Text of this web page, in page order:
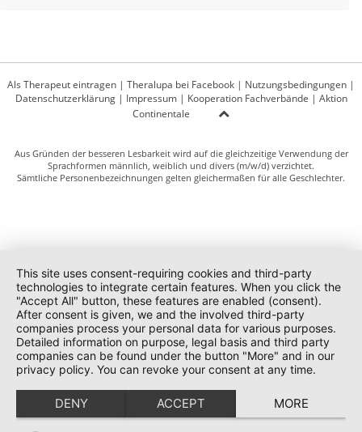
Als Therapeut eintragen | Theralupa bei Facebook | Nutzungsbedingungen |
Datenschutzerklärung| Impressum| Kooperation Fachverbände | Aktion
Continentale
Aus Gründen der besseren Lesbarkeit wird auf die gleichzeitige Verwendung der
Sprachformen männlich, weiblich und divers (m/w/d) verzichtet.
Sämtliche Personenbezeichnungen gelten gleichermaßen für alle Geschlechter.
This site uses consent-requiring cookies and third-party
technologies to integrate certain features. When you click the
"Accept All" button, these features are enabled (consent).
After consent is given, we and the involved third-party
companies process your personal data for various purposes.
Detailed information on purpose, legal basis and third party
companies can be found under the button "More" and in our
privacy policy. You can revoke your consent at any time.
DENY ACCEPT MORE